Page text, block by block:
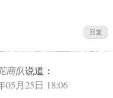
回复
商队说道：
05月25日 18:06